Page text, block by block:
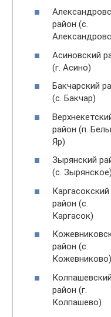
район (с.
Асиновский
(г. Асино)
Бакчарский
(с. Бакчар)
район (п.
Яр)
Зырянский
(с. Зырянское)
Каргасокский
район (с.
Каргасок)
район (с.
Кожевниково)
Колпашевский
район (г.
Колпашево)